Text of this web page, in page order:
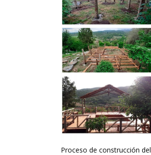
Proceso de construcción del